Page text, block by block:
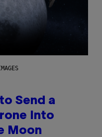
Send a
Into
Moon